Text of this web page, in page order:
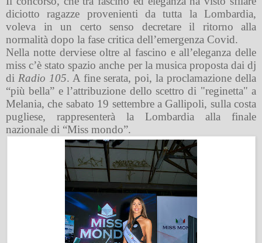
diciotto ragazze provenienti da tutta la Lombardia,
voleva in un certo senso decretare il ritorno alla
normalità dopo la fase critica dell’emergenza Covid.
Nella notte derviese oltre al fascino e all’eleganza delle
miss c’è stato spazio anche per la musica proposta dai dj
di Radio 105. A fine serata, poi, la proclamazione della
“più bella” e l’attribuzione dello scettro di "reginetta" a
Melania, che sabato 19 settembre a Gallipoli, sulla costa
pugliese, rappresenterà la Lombardia alla finale
nazionale di “Miss mondo”.